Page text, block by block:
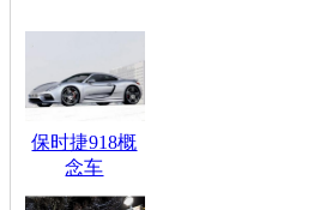
保时捷918概
念车